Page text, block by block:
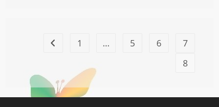
Zur vorherigen Seite
1 … 5 6
7
8